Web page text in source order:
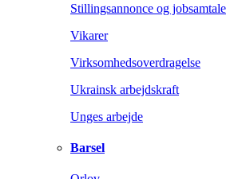
Stillingsannonce og jobsamtale
Vikarer
Virksomhedsoverdragelse
Ukrainsk arbejdskraft
Unges arbejde
Barsel